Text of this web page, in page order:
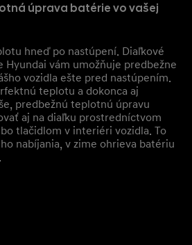
úprava batérie vo vašej
hneď po nastúpení. Diaľkové
Hyundai vám umožňuje predbežne
vozidla ešte pred nastúpením.
teplotu a dokonca aj
predbežnú teplotnú úpravu
aj na diaľku prostredníctvom
tlačidlom v interiéri vozidla. To
nabíjania, v zime ohrieva batériu